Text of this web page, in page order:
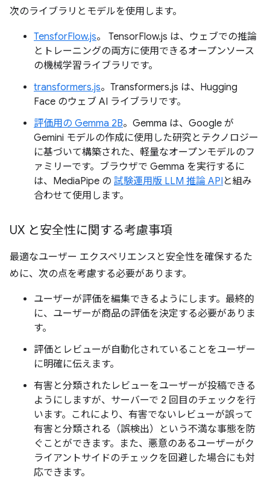
次のライブラリとモデルを使用します。
TensforFlow.js。 TensorFlow.js は、ウェブでの推論
とトレーニングの両方に使用できるオープンソース
の機械学習ライブラリです。
transformers.js。Transformers.js は、Hugging
Face のウェブ AI ライブラリです。
評価用の Gemma 2B。Gemma は、Google が
Gemini モデルの作成に使用した研究とテクノロジー
に基づいて構築された、軽量なオープンモデルのフ
ァミリーです。ブラウザで Gemma を実行するに
は、MediaPipe の 試験運用版 LLM 推論 API と組み
合わせて使用します。
UX と安全性に関する考慮事項
最適なユーザー エクスペリエンスと安全性を確保するた
めに、次の点を考慮する必要があります。
ユーザーが評価を編集できるようにします。最終的
に、ユーザーが商品の評価を決定する必要がありま
す。
評価とレビューが自動化されていることをユーザー
に明確に伝えます。
有害と分類されたレビューをユーザーが投稿できる
ようにしますが、サーバーで 2 回目のチェックを行
います。これにより、有害でないレビューが誤って
有害と分類される（誤検出）という不満な事態を防
ぐことができます。また、悪意のあるユーザーがク
ライアントサイドのチェックを回避した場合にも対
応できます。